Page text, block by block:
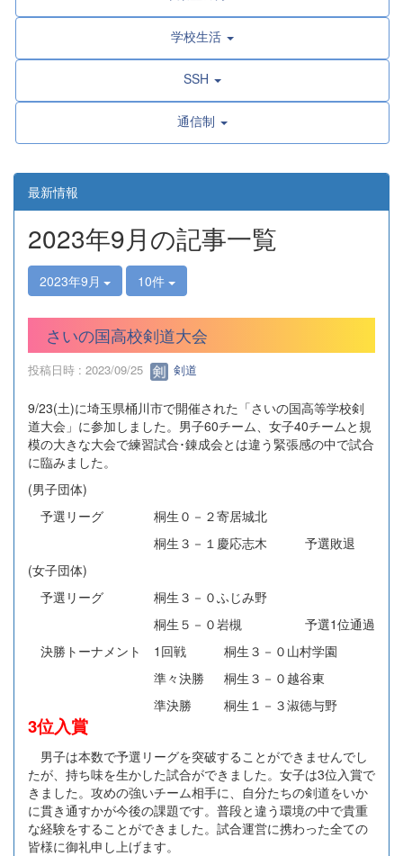
学校生活
SSH
通信制
最新情報
2023年9月の記事一覧
2023年9月 10件
さいの国高校剣道大会
投稿日時 : 2023/09/25 剣道
9/23(土)に埼玉県桶川市で開催された「さいの国高等学校剣
道大会」に参加しました。男子60チーム、女子40チームと規
模の大きな大会で練習試合･錬成会とは違う緊張感の中で試合
に臨みました。
(男子団体)
予選リーグ 桐生０－２寄居城北
桐生３－１慶応志木 予選敗退
(女子団体)
予選リーグ 桐生３－０ふじみ野
桐生５－０岩槻 予選1位通過
決勝トーナメント 1回戦 桐生３－０山村学園
準々決勝 桐生３－０越谷東
準決勝 桐生１－３淑徳与野
3位入賞
男子は本数で予選リーグを突破することができませんでし
たが、持ち味を生かした試合ができました。女子は3位入賞で
きました。攻めの強いチーム相手に、自分たちの剣道をいか
に貫き通すかが今後の課題です。普段と違う環境の中で貴重
な経験をすることができました。試合運営に携わった全ての
皆様に御礼申し上げます。